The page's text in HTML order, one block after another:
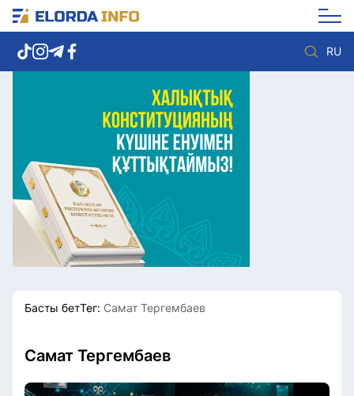
RU
Елорда жаңалықтары
Көзқарас
Саясат
Видео
Әлеумет
Экономика
Спорт
Мәдениет
Басты бетТег: Самат Тергембаев
Самат Тергембаев